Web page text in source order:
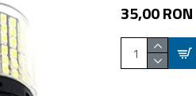
35,00 RON